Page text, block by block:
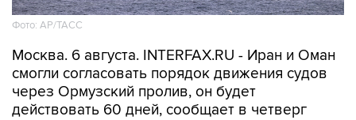
Фото: AP/ТАСС
Москва. 6 августа. INTERFAX.RU - Иран и Оман
смогли согласовать порядок движения судов
через Ормузский пролив, он будет
действовать 60 дней, сообщает в четверг